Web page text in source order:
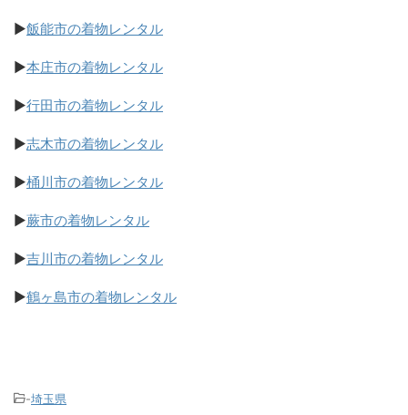
▶飯能市の着物レンタル
▶本庄市の着物レンタル
▶行田市の着物レンタル
▶志木市の着物レンタル
▶桶川市の着物レンタル
▶蕨市の着物レンタル
▶吉川市の着物レンタル
▶鶴ヶ島市の着物レンタル
-埼玉県